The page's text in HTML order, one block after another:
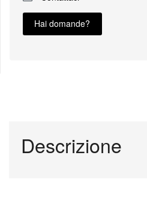
Hai domande?
Descrizione